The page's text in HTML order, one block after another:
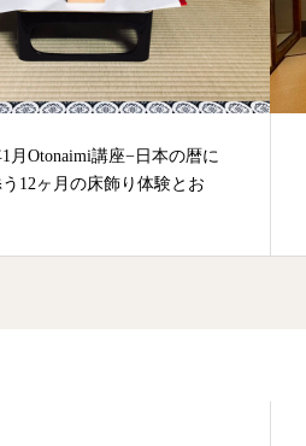
1月Otonaimi講座−日本の暦に
12ヶ月の床飾り体験とお